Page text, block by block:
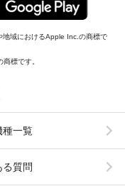
域におけるApple Inc.の商標で
標です。
種一覧
る質問